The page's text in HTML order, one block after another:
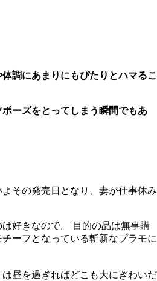
調にあまりにもぴたりとハマるこ
ーズをとってしまう瞬間でもあ
その発売日となり、妻が仕事休み
好きなので。 目的の品は無事購
ーフとなっている斬新なプラモに
昼を過ぎればどこも大にぎわいだ